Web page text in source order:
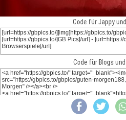
Code für Jappy und
Code für Blogs und